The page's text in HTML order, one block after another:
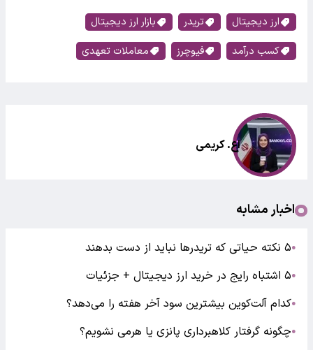
ارز دیجیتال تریدر
بازار ارز دیجیتال
کسب درآمد
فیوچرز معاملات تعهدی
اع. کریمی
اخبار مشابه
●۵ نکته حیاتی که تریدرها نباید از دست بدهند
●۵ اشتباه رایج در خرید ارز دیجیتال + جزئیات
●کدام آلت‌کوین بیشترین سود آخر هفته را می‌دهد؟
●چگونه گرفتار کلاهبرداری پانزی یا هرمی نشویم؟